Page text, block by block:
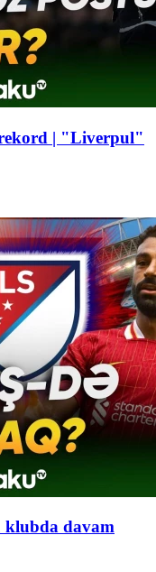
| "Liverpul"
klubda davam